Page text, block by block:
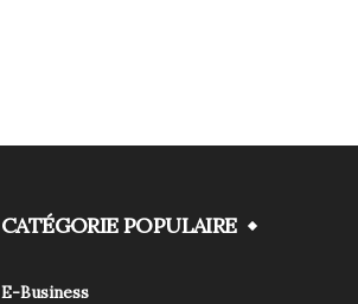
CATÉGORIE POPULAIRE
E-Business